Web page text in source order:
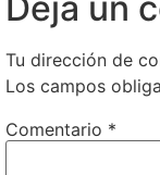
Tu dirección de
Los campos
Comentario *